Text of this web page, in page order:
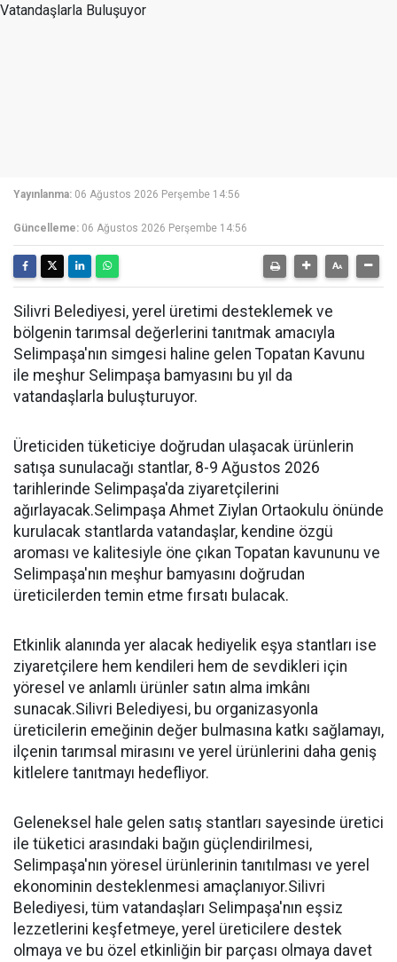
Yayınlanma: 06 Ağustos 2026 Perşembe 14:56
Güncelleme: 06 Ağustos 2026 Perşembe 14:56
Silivri Belediyesi, yerel üretimi desteklemek ve
bölgenin tarımsal değerlerini tanıtmak amacıyla
Selimpaşa'nın simgesi haline gelen Topatan Kavunu
ile meşhur Selimpaşa bamyasını bu yıl da
vatandaşlarla buluşturuyor.
Üreticiden tüketiciye doğrudan ulaşacak ürünlerin
satışa sunulacağı stantlar, 8-9 Ağustos 2026
tarihlerinde Selimpaşa'da ziyaretçilerini
ağırlayacak.Selimpaşa Ahmet Ziylan Ortaokulu önünde
kurulacak stantlarda vatandaşlar, kendine özgü
aroması ve kalitesiyle öne çıkan Topatan kavununu ve
Selimpaşa'nın meşhur bamyasını doğrudan
üreticilerden temin etme fırsatı bulacak.
Etkinlik alanında yer alacak hediyelik eşya stantları ise
ziyaretçilere hem kendileri hem de sevdikleri için
yöresel ve anlamlı ürünler satın alma imkânı
sunacak.Silivri Belediyesi, bu organizasyonla
üreticilerin emeğinin değer bulmasına katkı sağlamayı,
ilçenin tarımsal mirasını ve yerel ürünlerini daha geniş
kitlelere tanıtmayı hedefliyor.
Geleneksel hale gelen satış stantları sayesinde üretici
ile tüketici arasındaki bağın güçlendirilmesi,
Selimpaşa'nın yöresel ürünlerinin tanıtılması ve yerel
ekonominin desteklenmesi amaçlanıyor.Silivri
Belediyesi, tüm vatandaşları Selimpaşa'nın eşsiz
lezzetlerini keşfetmeye, yerel üreticilere destek
olmaya ve bu özel etkinliğin bir parçası olmaya davet